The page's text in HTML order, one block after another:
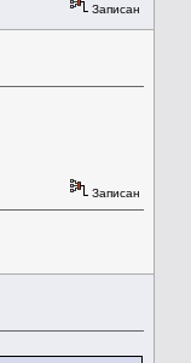
Записан
Записан